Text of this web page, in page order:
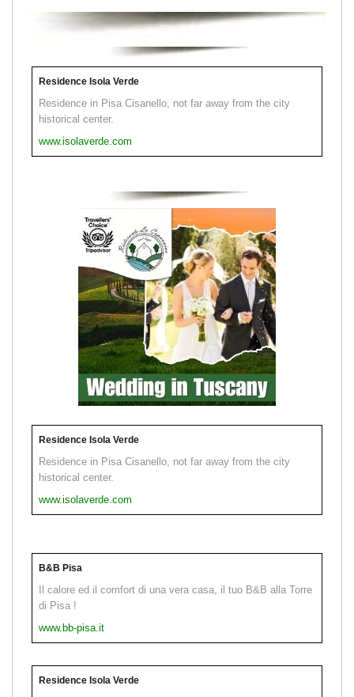
Residence Isola Verde
Residence in Pisa Cisanello, not far away from the city
historical center.
www.isolaverde.com
Residence Isola Verde
Residence in Pisa Cisanello, not far away from the city
historical center.
www.isolaverde.com
B&B Pisa
Il calore ed il comfort di una vera casa, il tuo B&B alla Torre
di Pisa !
www.bb-pisa.it
Residence Isola Verde